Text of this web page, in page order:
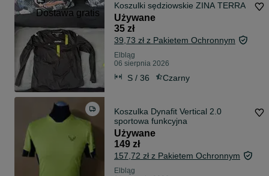
Dostawa gratis
Koszulki sędziowskie ZINA TERRA
Używane
35 zł
39,73 zł z Pakietem Ochronnym
Elbląg
06 sierpnia 2026
S / 36 Czarny
Koszulka Dynafit Vertical 2.0
sportowa funkcyjna
Używane
149 zł
157,72 zł z Pakietem Ochronnym
Elbląg